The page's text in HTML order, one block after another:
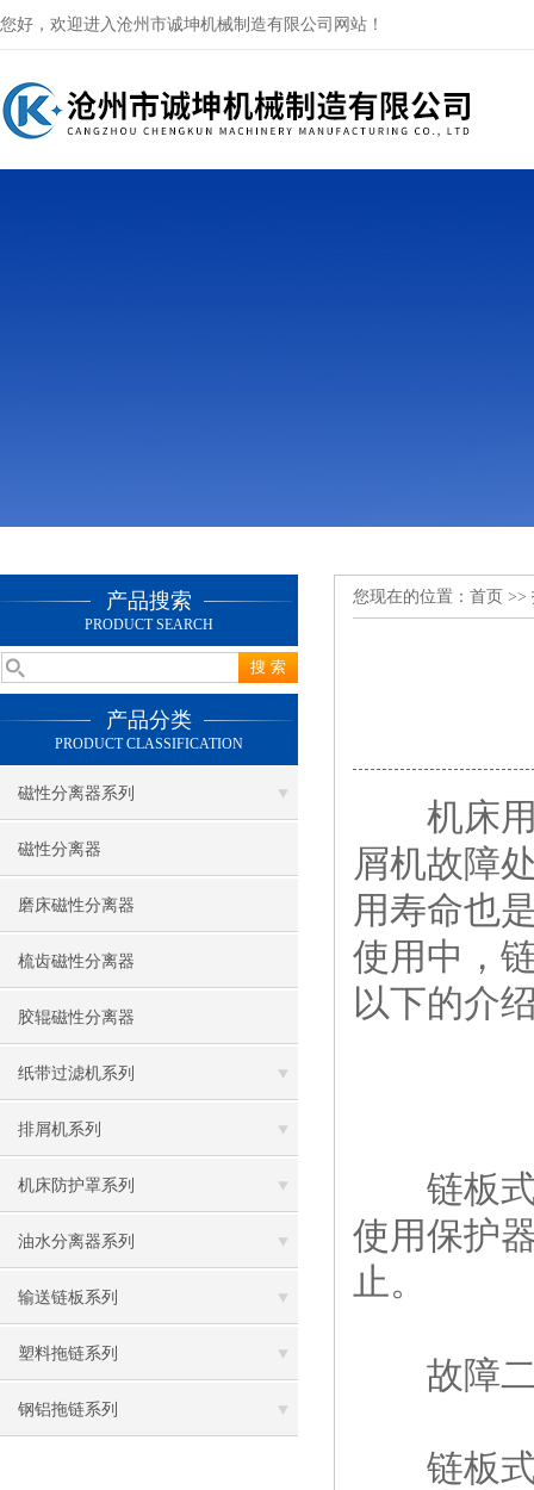
您好，欢迎进入沧州市诚坤机械制造有限公司网站！
产品搜索
PRODUCT SEARCH
产品分类
PRODUCT CLASSIFICATION
磁性分离器系列
磁性分离器
磨床磁性分离器
梳齿磁性分离器
胶辊磁性分离器
纸带过滤机系列
排屑机系列
机床防护罩系列
油水分离器系列
输送链板系列
塑料拖链系列
钢铝拖链系列
您现在的位置： 首页 >>
机床用
屑机故障
用寿命也
使用中，
以下的介
链板式
使用保护
止。
故障二
链板式